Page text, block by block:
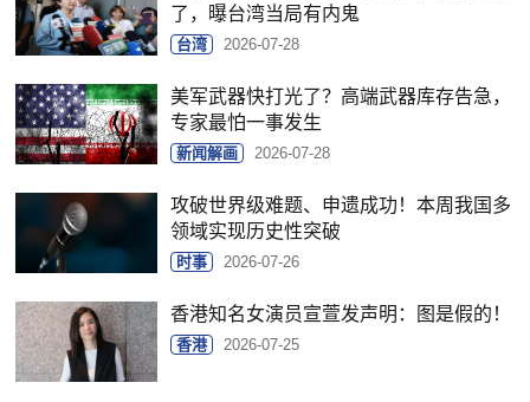
了，曝台湾当局有内鬼
台湾 2026-07-28
美军武器快打光了？高端武器库存告急，
专家最怕一事发生
新闻解画 2026-07-28
攻破世界级难题、申遗成功！本周我国多
领域实现历史性突破
时事 2026-07-26
香港知名女演员宣萱发声明：图是假的！
香港 2026-07-25